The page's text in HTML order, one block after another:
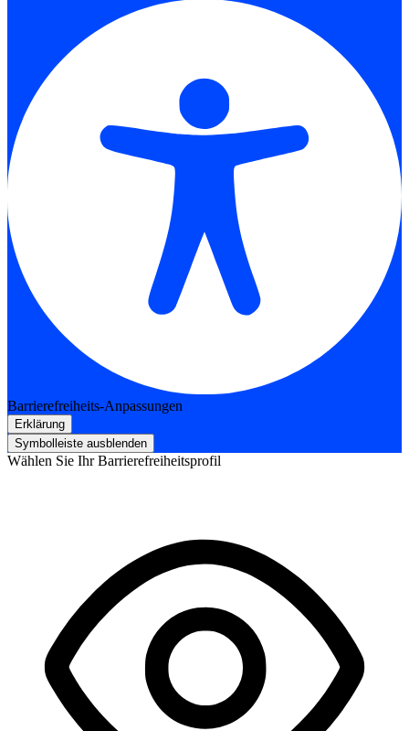
Barrierefreiheits-Anpassungen
Erklärung
Symbolleiste ausblenden
Wählen Sie Ihr Barrierefreiheitsprofil